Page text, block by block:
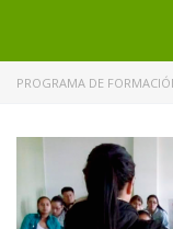
PROGRAMA DE